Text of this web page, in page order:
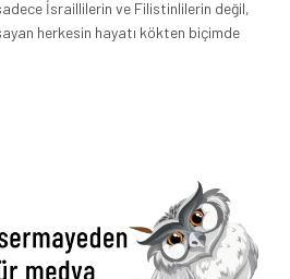
İsraillilerin ve Filistinlilerin değil,
herkesin hayatı kökten biçimde